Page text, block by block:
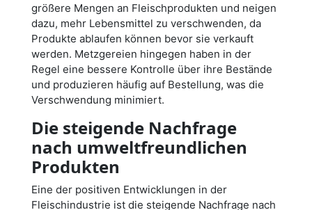
größere Mengen an Fleischprodukten und neigen
dazu, mehr Lebensmittel zu verschwenden, da
Produkte ablaufen können bevor sie verkauft
werden. Metzgereien hingegen haben in der
Regel eine bessere Kontrolle über ihre Bestände
und produzieren häufig auf Bestellung, was die
Verschwendung minimiert.
Die steigende Nachfrage
nach umweltfreundlichen
Produkten
Eine der positiven Entwicklungen in der
Fleischindustrie ist die steigende Nachfrage nach